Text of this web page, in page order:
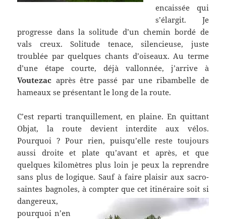
encaissée qui
s’élargit. Je
progresse dans la solitude d’un chemin bordé de
vals creux. Solitude tenace, silencieuse, juste
troublée par quelques chants d’oiseaux. Au terme
d’une étape courte, déjà vallonnée, j’arrive à
Voutezac après être passé par une ribambelle de
hameaux se présentant le long de la route.
C’est reparti tranquillement, en plaine. En quittant
Objat, la route devient interdite aux vélos.
Pourquoi ? Pour rien, puisqu’elle reste toujours
aussi droite et plate qu’avant et après, et que
quelques kilomètres plus loin je peux la reprendre
sans plus de logique. Sauf à faire plaisir aux sacro-
saintes bagnoles, à compter que cet itinéraire soit si
dangereux,
pourquoi n’en